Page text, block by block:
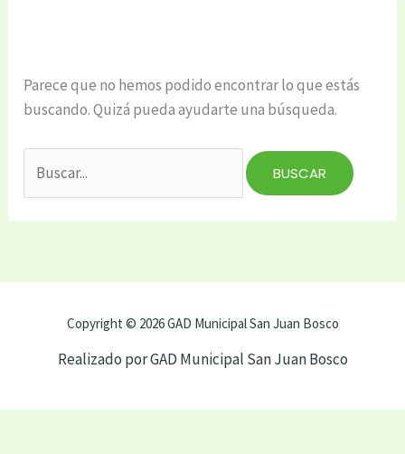
Parece que no hemos podido encontrar lo que estás
buscando. Quizá pueda ayudarte una búsqueda.
Copyright © 2026 GAD Municipal San Juan Bosco
Realizado por GAD Municipal San Juan Bosco